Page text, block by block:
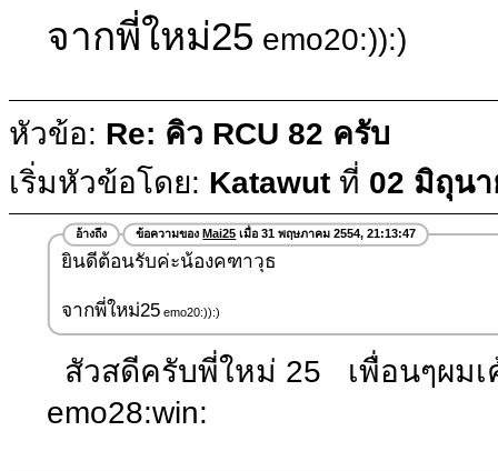
จากพี่ใหม่25 emo20:)):)
หัวข้อ: Re: คิว RCU 82 ครับ
เริ่มหัวข้อโดย: Katawut ที่ 02 มิถุน
อ้างถึง ข้อความของMai25 เมื่อ 31 พฤษภาคม 2554, 21:13:47
ยินดีต้อนรับค่ะน้องคฑาวุธ
จากพี่ใหม่25 emo20:)):)
สัวสดีครับพี่ใหม่ 25 เพื่อนๆผม
emo28:win: